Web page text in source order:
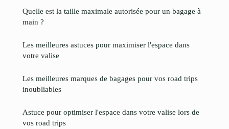
Quelle est la taille maximale autorisée pour un bagage à
main ?
Les meilleures astuces pour maximiser l'espace dans
votre valise
Les meilleures marques de bagages pour vos road trips
inoubliables
Astuce pour optimiser l'espace dans votre valise lors de
vos road trips